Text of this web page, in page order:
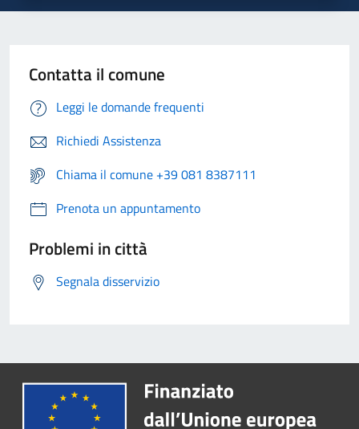
Contatta il comune
Leggi le domande frequenti
Richiedi Assistenza
Chiama il comune +39 081 8387111
Prenota un appuntamento
Problemi in città
Segnala disservizio